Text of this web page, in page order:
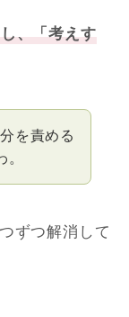
、「考えす
を責める
ずつ解消して